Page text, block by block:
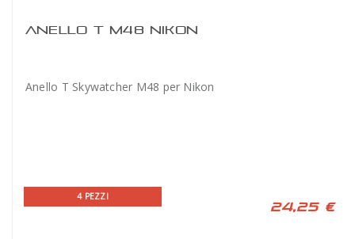
ANELLO T M48 NIKON
Anello T Skywatcher M48 per Nikon
4 PEZZI
24,25 €